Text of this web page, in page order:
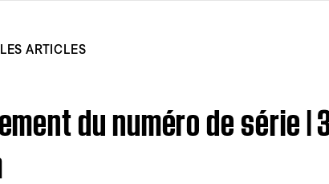
ARTICLES
du numéro de série |